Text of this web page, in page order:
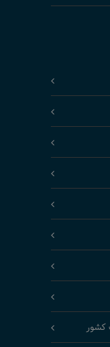
کشور